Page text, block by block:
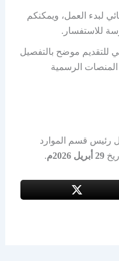
لبدء العمل، ويمكنكم
للاستفسار.
للتقديم موضح بالتفصيل
الرسمية
رئيس قسم الموارد
29 أبريل 2026م .